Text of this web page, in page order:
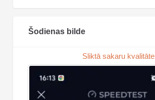
Šodienas bilde
Sliktā sakaru kvalitāte